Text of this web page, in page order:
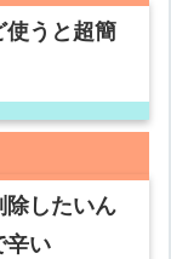
使うと超簡
除したいん
辛い